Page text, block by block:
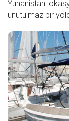
Yunanistan
unutulmaz bir